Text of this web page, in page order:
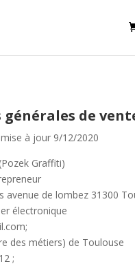
de
à jour 9/12/2020
Graffiti)
avenue de lombez 31300
électronique
des métiers) de Toulouse
;